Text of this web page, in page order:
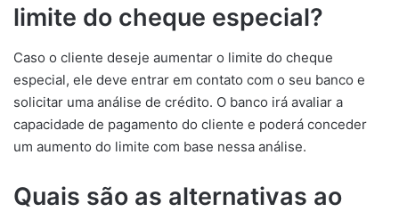
limite do cheque especial?
Caso o cliente deseje aumentar o limite do cheque
especial, ele deve entrar em contato com o seu banco e
solicitar uma análise de crédito. O banco irá avaliar a
capacidade de pagamento do cliente e poderá conceder
um aumento do limite com base nessa análise.
Quais são as alternativas ao